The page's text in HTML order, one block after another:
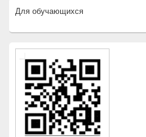
Для обучающихся